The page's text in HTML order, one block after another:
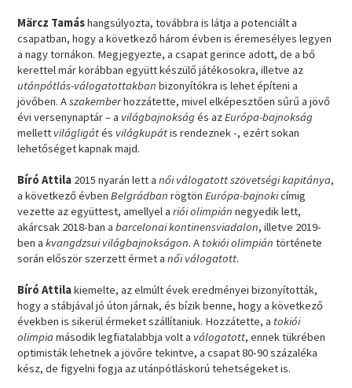
Märcz Tamáshangsúlyozta, továbbra is látja a potenciált a
csapatban, hogy a következő három évben is éremesélyes legyen
a nagy tornákon. Megjegyezte, a csapat gerince adott, de a bő
kerettel már korábban együtt készülő játékosokra, illetve az
utánpótlás-válogatottakban bizonyítókra is lehet építeni a
jövőben. Aszakemberhozzátette, mivel elképesztően sűrű a jövő
évi versenynaptár – a világbajnokságés azEurópa-bajnokság
mellett világligátés világkupátis rendeznek -, ezért sokan
lehetőséget kapnak majd.
Bíró Attila 2015 nyarán lett anői válogatott szövetségi kapitánya,
a következő évbenBelgrádbanrögtönEurópa-bajnokicímig
vezette az együttest, amellyel ariói olimpián negyedik lett,
akárcsak 2018-ban abarcelonai kontinensviadalon, illetve 2019-
ben akvangdzsui világbajnokságon. A tokiói olimpián története
során először szerzett érmet anői válogatott.
Bíró Attilakiemelte, az elmúlt évek eredményei bizonyították,
hogy a stábjával jó úton járnak, és bízik benne, hogy a következő
években is sikerül érmeket szállítaniuk. Hozzátette, a tokiói
olimpiamásodik legfiatalabbja volt a válogatott, ennek tükrében
optimisták lehetnek a jövőre tekintve, a csapat 80-90 százaléka
kész, de figyelni fogja az utánpótláskorú tehetségeket is.